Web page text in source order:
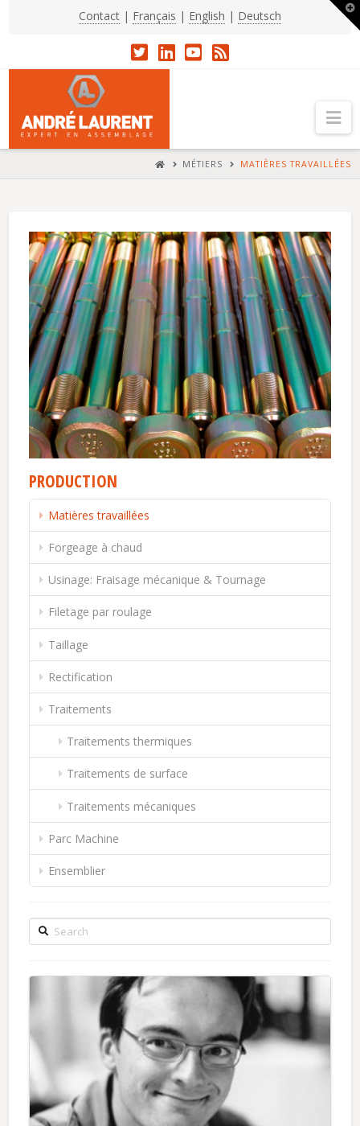
Contact | Français | English | Deutsch
HOMEMÉTIERS MATIÈRES TRAVAILLÉES
PRODUCTION
Matières travaillées
Forgeage à chaud
Usinage: Fraisage mécanique & Tournage
Filetage par roulage
Taillage
Rectification
Traitements
Traitements thermiques
Traitements de surface
Traitements mécaniques
Parc Machine
Ensemblier
Search